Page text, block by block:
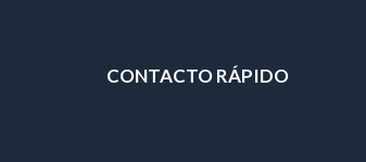
CONTACTO RÁPIDO